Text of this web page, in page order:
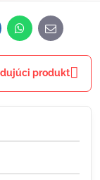
WhatsApp
E-
mail
produkt